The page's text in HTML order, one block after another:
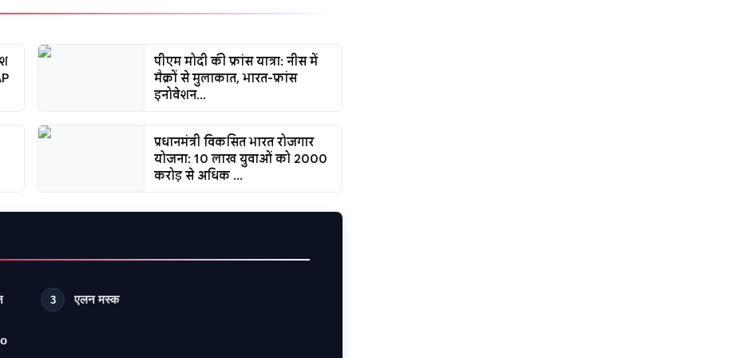
पीएम मोदी की फ्रांस यात्रा: नीस में
मैक्रों से मुलाकात, भारत-फ्रांस
इनोवेशन...
प्रधानमंत्री विकसित भारत रोजगार
योजना: 10 लाख युवाओं को 2000
करोड़ से अधिक ...
3 एलन मस्क